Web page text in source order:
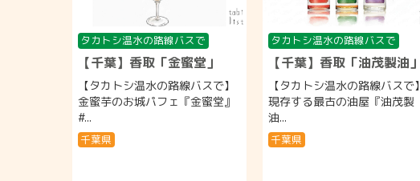
タカトシ温水の路線バスで
【千葉】香取「金蜜堂」
【タカトシ温水の路線バスで】
金蜜芋のお城パフェ『金蜜堂』
#...
千葉県
タカトシ温水の路線バスで
【千葉】香取「油茂製油」
【タカトシ温水の路線バスで】
現存する最古の油屋『油茂製
油...
千葉県